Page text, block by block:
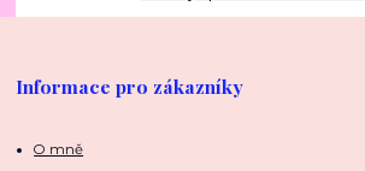
Informace pro zákazníky
O mně